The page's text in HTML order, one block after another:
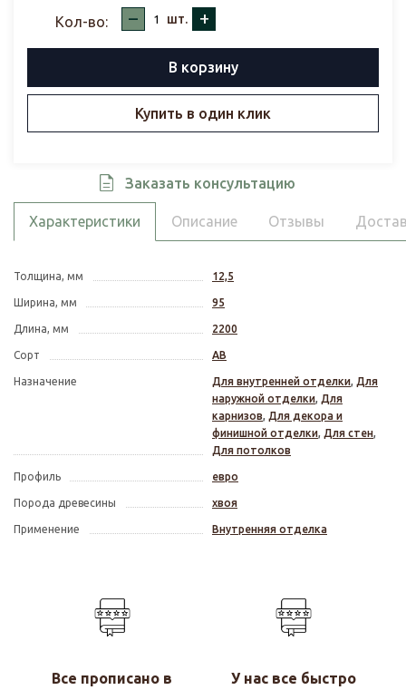
Кол-во: – шт. +
В корзину
Купить в один клик
Заказать консультацию
Характеристики Описание Отзывы
Толщина, мм 12,5
Ширина, мм 95
Длина, мм 2200
Сорт АВ
Назначение Для внутренней отделки, Для
наружной отделки, Для
карнизов, Для декора и
финишной отделки, Для стен,
Для потолков
Профиль евро
Порода древесины хвоя
Применение Внутренняя отделка
Все прописано в У нас все быстро